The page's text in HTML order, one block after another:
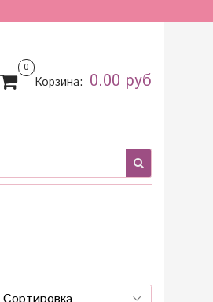
0
Корзина: 0.00 руб